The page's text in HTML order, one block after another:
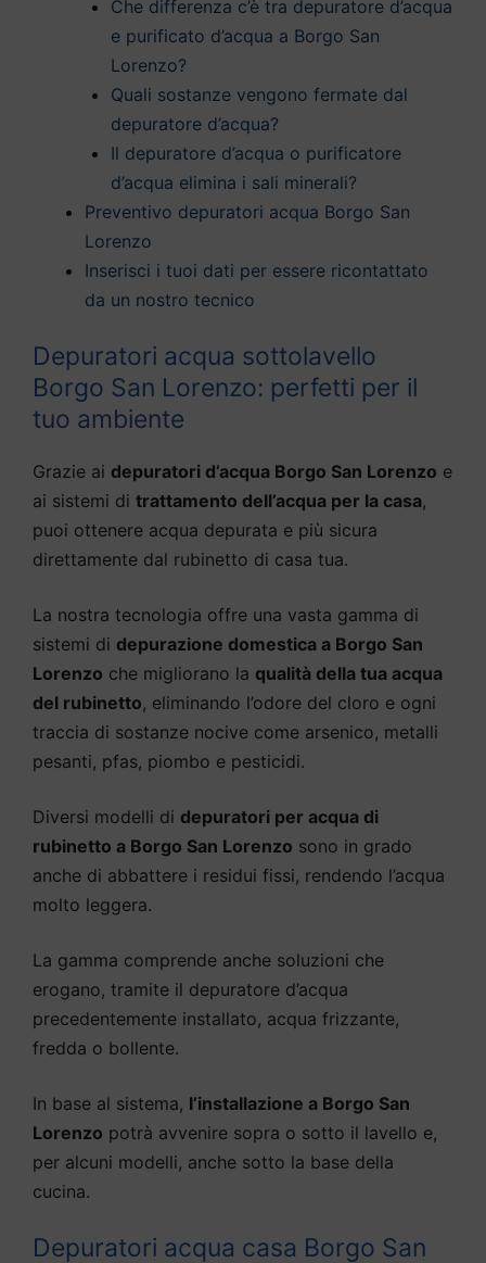
Che differenza c’è tra depuratore d’acqua
e purificato d’acqua a Borgo San
Lorenzo?
Quali sostanze vengono fermate dal
depuratore d’acqua?
Il depuratore d’acqua o purificatore
d’acqua elimina i sali minerali?
Preventivo depuratori acqua Borgo San
Lorenzo
Inserisci i tuoi dati per essere ricontattato
da un nostro tecnico
Depuratori acqua sottolavello
Borgo San Lorenzo: perfetti per il
tuo ambiente
Grazie ai depuratori d’acqua Borgo San Lorenzo e
ai sistemi di trattamento dell’acqua per la casa,
puoi ottenere acqua depurata e più sicura
direttamente dal rubinetto di casa tua.
La nostra tecnologia offre una vasta gamma di
sistemi di depurazione domestica a Borgo San
Lorenzo che migliorano la qualità della tua acqua
del rubinetto, eliminando l’odore del cloro e ogni
traccia di sostanze nocive come arsenico, metalli
pesanti, pfas, piombo e pesticidi.
Diversi modelli di depuratori per acqua di
rubinetto a Borgo San Lorenzo sono in grado
anche di abbattere i residui fissi, rendendo l’acqua
molto leggera.
La gamma comprende anche soluzioni che
erogano, tramite il depuratore d’acqua
precedentemente installato, acqua frizzante,
fredda o bollente.
In base al sistema, l’installazione a Borgo San
Lorenzo potrà avvenire sopra o sotto il lavello e,
per alcuni modelli, anche sotto la base della
cucina.
Depuratori acqua casa Borgo San